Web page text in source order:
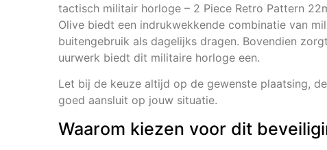
tactisch militair horloge – 2 Piece Retro Pattern
Olive biedt een indrukwekkende combinatie van
buitengebruik als dagelijks dragen. Bovendien
uurwerk biedt dit militaire horloge een.
Let bij de keuze altijd op de gewenste plaatsing,
goed aansluit op jouw situatie.
Waarom kiezen voor dit